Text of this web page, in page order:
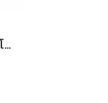
หลอดฟลูออเรสเซนซ์ ฆ่าเชื้อโรค TUV-T8 PHILIPS 36 WATT (ยาว 120 CM)